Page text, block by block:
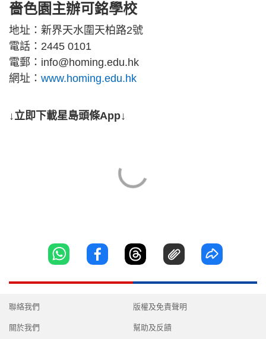
嗇色園主辦可銘學校
地址：新界天水圍天柏路2號
電話：2445 0101
電郵：info@homing.edu.hk
網址： www.homing.edu.hk
↓立即下載星島頭條App↓
聯絡我們
關於我們
版權及免責聲明
幫助及反饋